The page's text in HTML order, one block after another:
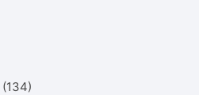
(134)